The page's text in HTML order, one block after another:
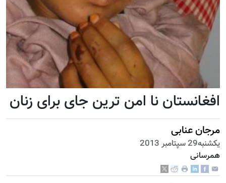
افغانستان نا امن ترین جای برای زنان
مرجان عنابی
يكشنبه29 سپتامبر 2013
همرسانی